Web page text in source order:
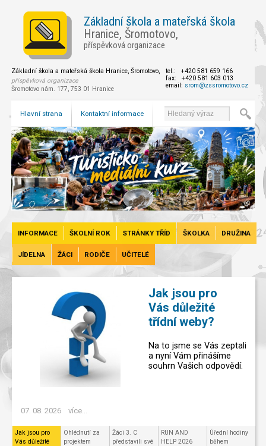
Základní škola a mateřská škola
Hranice, Šromotovo,
příspěvková organizace
Základní škola a mateřská škola Hranice, Šromotovo,
příspěvková organizace
Šromotovo nám. 177, 753 01 Hranice
tel.: +420 581 659 166
fax: +420 581 603 013
email: srom@zssromotovo.cz
Hlavní strana Kontaktní informace
INFORMACE ŠKOLNÍ ROK STRÁNKY TŘÍD ŠKOLKA DRUŽINA
JÍDELNA ŽÁCI RODIČE UČITELÉ
Jak jsou pro
Vás důležité
Ohlédnutí za
projektem
Žáci 3. C
představili své
RUN AND
HELP 2026
Úřední hodiny
během
Jak jsou pro
Vás důležité
třídní weby?
Na to jsme se Vás zeptali
a nyní Vám přinášíme
souhrn Vašich odpovědí.
07. 08. 2026 více...